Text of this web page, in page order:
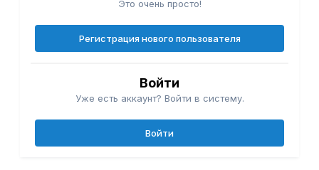
Это очень просто!
Регистрация нового пользователя
Войти
Уже есть аккаунт? Войти в систему.
Войти